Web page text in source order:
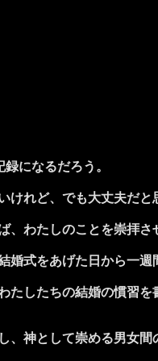
になるだろう。
れど、でも大丈夫だと
わたしのことを崇拝
式をあげた日から一週
したちの結婚の慣習を
、神として崇める男女